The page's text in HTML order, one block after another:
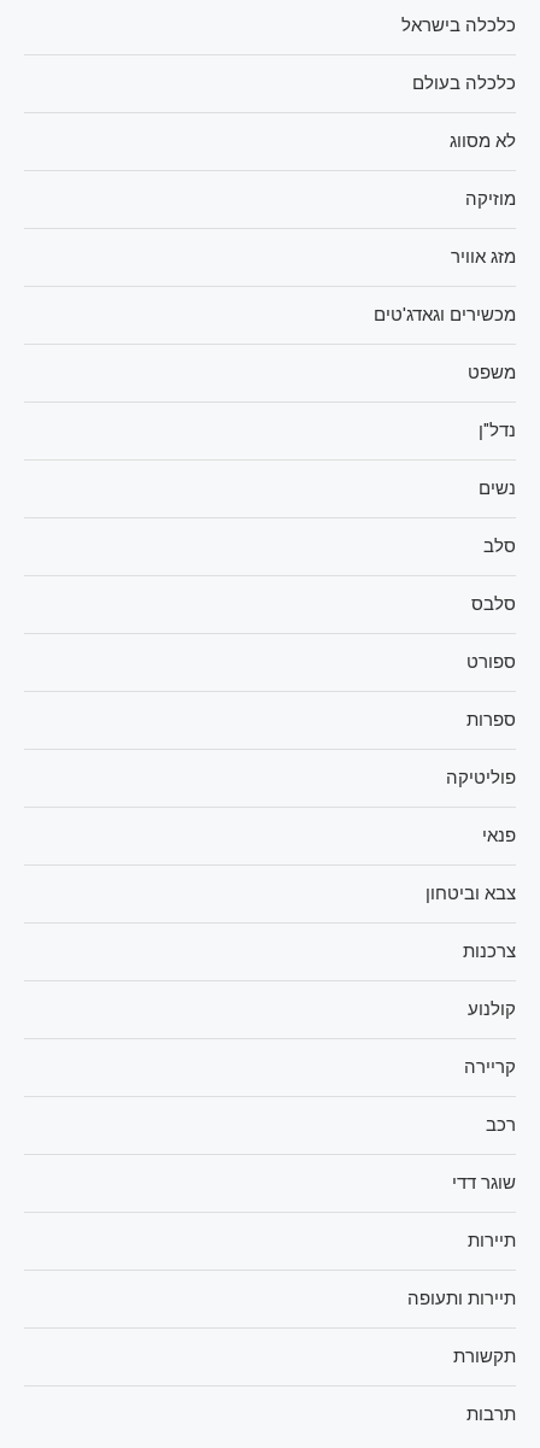
כלכלה בישראל
כלכלה בעולם
לא מסווג
מוזיקה
מזג אוויר
מכשירים וגאדג'טים
משפט
נדל"ן
נשים
סלב
סלבס
ספורט
ספרות
פוליטיקה
פנאי
צבא וביטחון
צרכנות
קולנוע
קריירה
רכב
שוגר דדי
תיירות
תיירות ותעופה
תקשורת
תרבות